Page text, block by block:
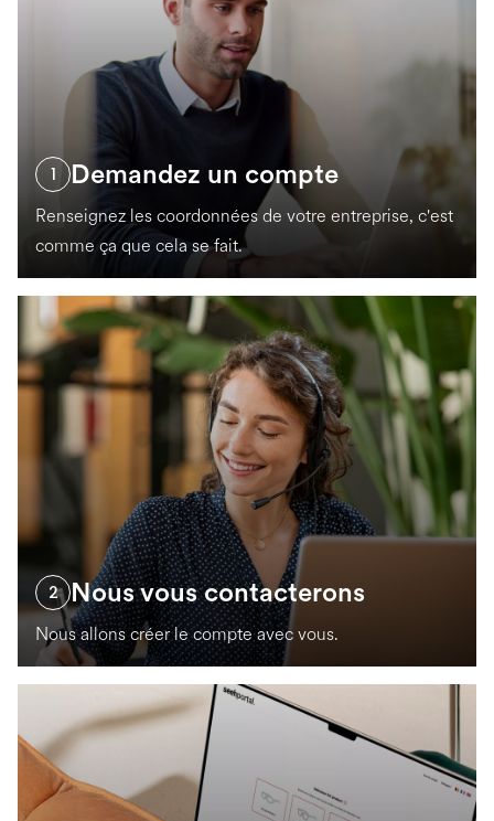
1 Demandez un compte
Renseignez les coordonnées de votre entreprise, c'est
comme ça que cela se fait.
2 Nous vous contacterons
Nous allons créer le compte avec vous.